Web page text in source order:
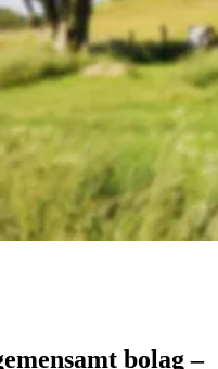
bolag –